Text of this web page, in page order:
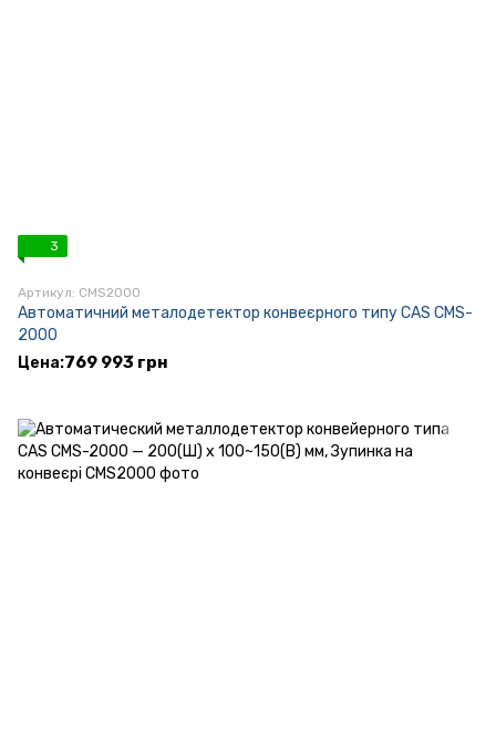
3
Артикул: CMS2000
Автоматичний металодетектор конвеєрного типу CAS CMS-
2000
769 993 грн